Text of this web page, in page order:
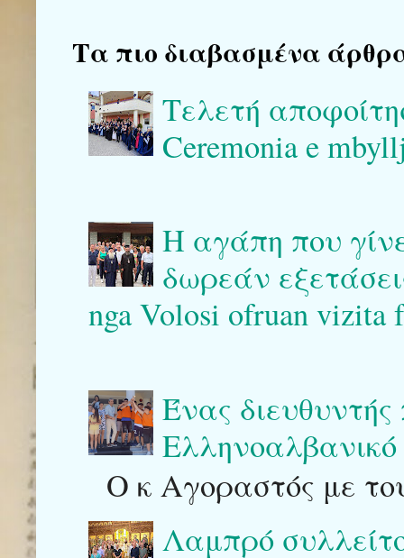
Τα πιο διαβασμένα
Τελετή
Ceremonia e
Η αγάπη που
δωρεάν
nga Volosi ofruan vizita
Ένας
Ο κ Αγοραστός με
Λαμπρό